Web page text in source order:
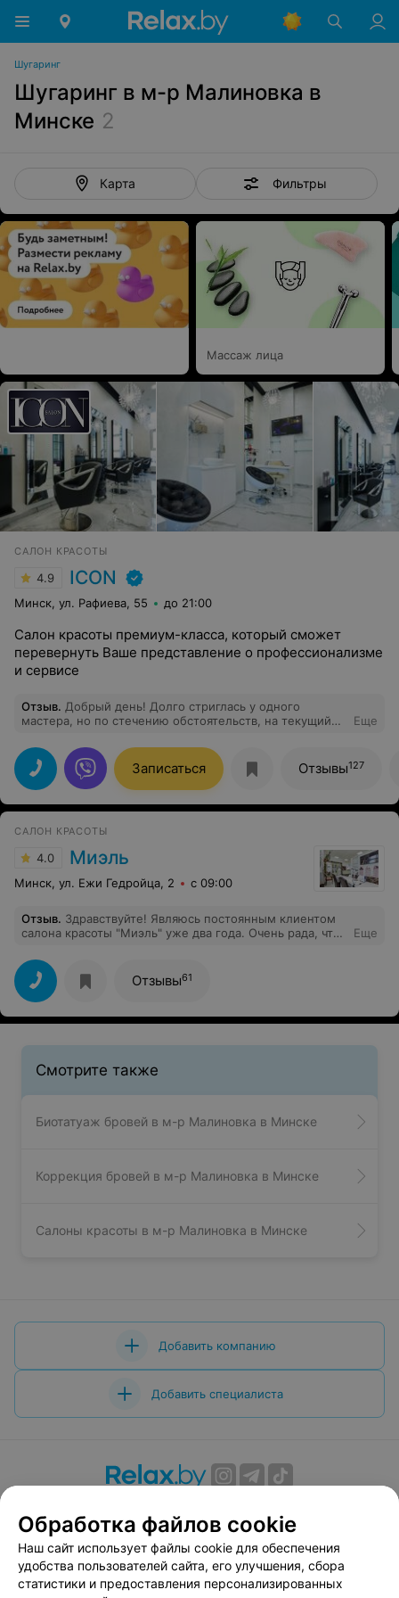
Шугаринг
Шугаринг в м-р Малиновка в
Минске 2
Карта Фильтры
Массаж лица
САЛОН КРАСОТЫ
4.9 ICON
Минск, ул. Рафиева, 55 до 21:00
Салон красоты премиум-класса, который сможет
перевернуть Ваше представление о профессионализме
и сервисе
Отзыв. Добрый день! Долго стриглась у одного
мастера, но по стечению обстоятельств, на текущий
отзывам в интернете, искала недалеко от дома. И что
могу сказать, от души рекомендую!!! Я в полном
восторге от мастера Татьяны, которая не смотря на
мою специфическую стрижку, поняла с полуслова все
пожелания и сделала все на отлично) очень приятный
супер! И огромное спасибо!
Еще
Записаться Отзывы127
САЛОН КРАСОТЫ
4.0 Миэль
Минск, ул. Ежи Гедройца, 2 с 09:00
Отзыв. Здравствуйте! Являюсь постоянным клиентом
салона красоты "Миэль" уже два года. Очень рада, что
покрытие к Ирине. Делает все очень аккуратно и
быстро. Всегда поможет выбрать цвет лака. Так как в
данном салоне палитра очень разнообразная! Советую
всем девушкам, кто хочет красивый маникюр! Цена
того стоит.
Еще
Отзывы61
Смотрите также
Биотатуаж бровей в м-р Малиновка в Минске
Коррекция бровей в м-р Малиновка в Минске
Салоны красоты в м-р Малиновка в Минске
Добавить компанию
Добавить специалиста
Вакансии
Публичный договор
Способы оплаты
Публичный договор по использованию сервиса
«Афиша»
Обработка файлов cookie
Наш сайт использует файлы cookie для обеспечения
удобства пользователей сайта, его улучшения, сбора
статистики и предоставления персонализированных